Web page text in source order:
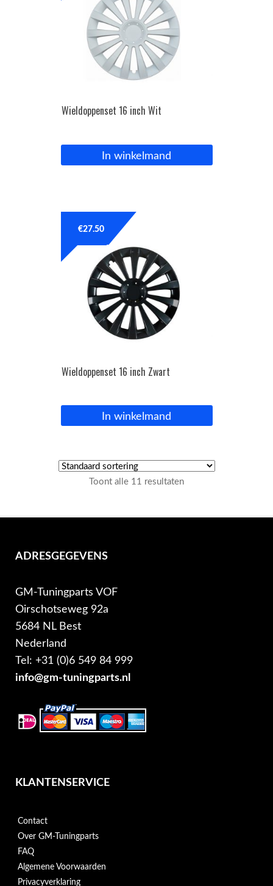
Wieldoppenset 16 inch Wit
In winkelmand
Wieldoppenset 16 inch Zwart
€27.50
In winkelmand
Toont alle 11 resultaten
ADRESGEGEVENS
GM-Tuningparts VOF
Oirschotseweg 92a
5684 NL Best
Nederland
Tel: +31 (0)6 549 84 999
info@gm-tuningparts.nl
KLANTENSERVICE
Contact
Over GM-Tuningparts
FAQ
Algemene Voorwaarden
Privacyverklaring